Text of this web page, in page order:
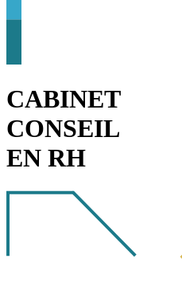
CABINET
CONSEIL
EN RH